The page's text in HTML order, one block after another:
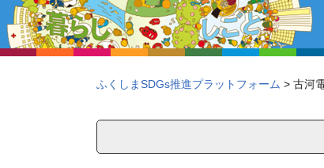
ふくしまSDGs推進プラットフォーム > 古河